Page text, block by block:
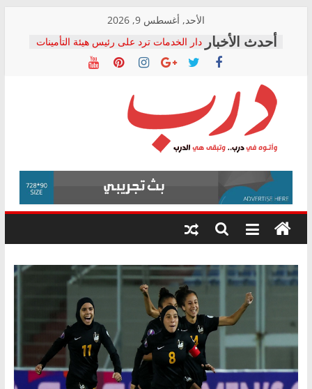
content
الأحد, أغسطس 9, 2026
دار الخدمات ترد على رئيس هيئة التأمينات
بعد مؤتمره الصحفي: إنكار الأزمة لا ينهي
معاناة أصحاب المعاشات.. ونطالب بكشف
فرحات سليمان يكتب: القطاع الصحي إلى
أين؟
حزب التحالف الشعبي يطلق لجنة “الحق
في الصحة” بالإسكندرية لرصد الانتهاكات
ودعم المرضى
الوزاري لمدينة الصحفيين.. وانتهاء أعمال
إنشاء المبنى الإداري
المجلس القومي لحقوق الإنسان يعلن
متابعة قضية الدكتور محمد زهران.. ويؤكد:
قرينة البراءة وضمانات المحاكمة العادلة
درب
وأتوه
درب..
وتبقى
هي